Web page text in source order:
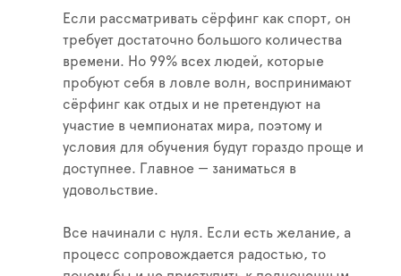
Если рассматривать сёрфинг как спорт, он
требует достаточно большого количества
времени. Но 99% всех людей, которые
пробуют себя в ловле волн, воспринимают
сёрфинг как отдых и не претендуют на
участие в чемпионатах мира, поэтому и
условия для обучения будут гораздо проще и
доступнее. Главное — заниматься в
удовольствие.
Все начинали с нуля. Если есть желание, а
процесс сопровождается радостью, то